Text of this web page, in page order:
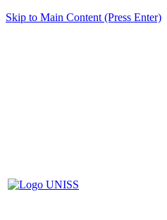
Skip to Main Content (Press Enter)